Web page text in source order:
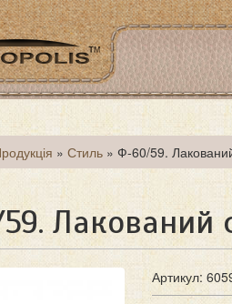
» Стиль » Ф-60/59.
Лакований
Артикул: